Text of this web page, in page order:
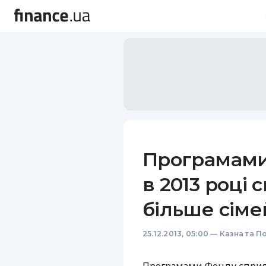
в 2013 році
більше
25.12.2013, 05:00 — Казна та